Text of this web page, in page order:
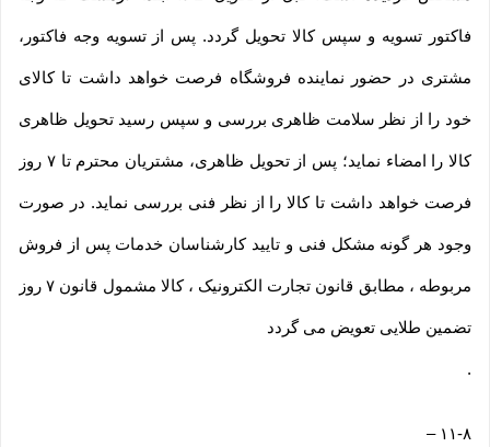
فاکتور تسویه و سپس کالا تحویل گردد. پس از تسویه وجه فاکتور،
مشتری در حضور نماینده فروشگاه فرصت خواهد داشت تا کالای
خود را از نظر سلامت ظاهری بررسی و سپس رسید تحویل ظاهری
کالا را امضاء نماید؛ پس از تحویل ظاهری، مشتریان محترم تا ۷ روز
فرصت خواهد داشت تا کالا را از نظر فنی بررسی نماید. در صورت
وجود هر گونه مشکل فنی و تایید کارشناسان خدمات پس از فروش
مربوطه ، مطابق قانون تجارت الکترونیک ، کالا مشمول قانون ۷ روز
تضمین طلایی تعویض می گردد
.
۱۱-۸ –